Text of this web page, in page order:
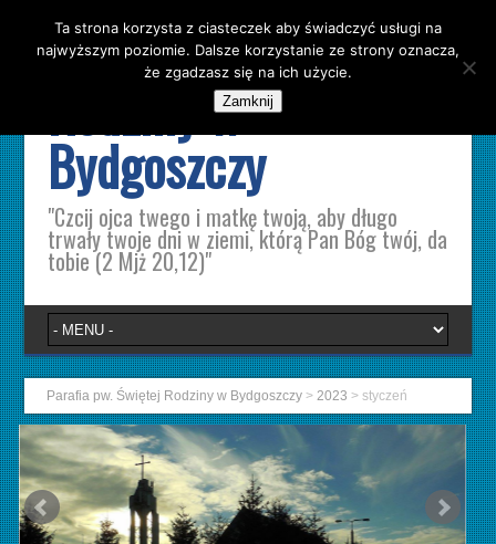
Parafia pw. Świętej
Rodziny w
Bydgoszczy
"Czcij ojca twego i matkę twoją, aby długo
trwały twoje dni w ziemi, którą Pan Bóg twój, da
tobie (2 Mjż 20,12)"
Parafia pw. Świętej Rodziny w Bydgoszczy >2023 >styczeń
Ta strona korzysta z ciasteczek aby świadczyć usługi na
najwyższym poziomie. Dalsze korzystanie ze strony oznacza,
że zgadzasz się na ich użycie.
Zamknij